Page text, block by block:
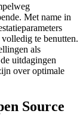
Met name in
te benutten.
als
uitdagingen
over optimale
Source